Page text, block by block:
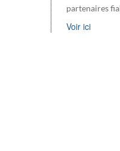
partenaires
Voir ici